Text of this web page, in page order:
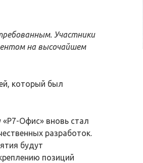
Участники
на высочайшем
который был
Офис» вновь стал
разработок.
будут
позиций